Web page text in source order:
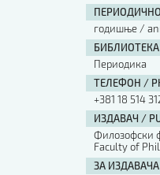
годишње /
БИБЛИОТЕКА
Периодика
ТЕЛЕФОН /
+381 18 514
ИЗДАВАЧ /
Филозофски
Faculty of
ЗА ИЗДАВАЧА